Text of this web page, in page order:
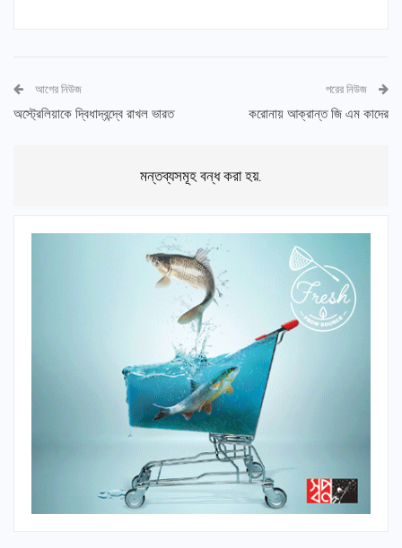
আগের নিউজ
অস্ট্রেলিয়াকে দ্বিধাদ্বন্দ্বে রাখল ভারত
পরের নিউজ
করোনায় আক্রান্ত জি এম কাদের
মন্তব্যসমূহ বন্ধ করা হয়.